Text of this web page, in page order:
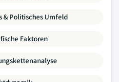
& Politisches Umfeld
Faktoren